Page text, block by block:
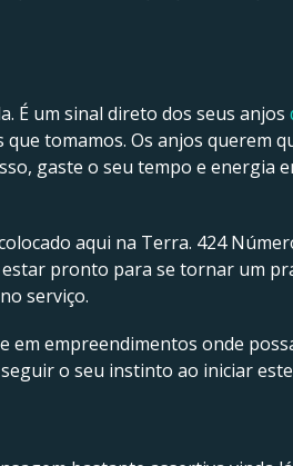
É um sinal direto dos seus anjos
tomamos. Os anjos querem
gaste o seu tempo e energia
aqui na Terra. 424
estar pronto para se tornar um
serviço.
em empreendimentos onde
o seu instinto ao iniciar